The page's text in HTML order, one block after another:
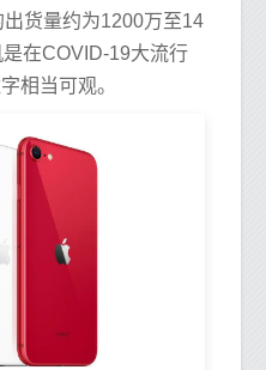
货量约为1200万至14
在COVID-19大流行
相当可观。